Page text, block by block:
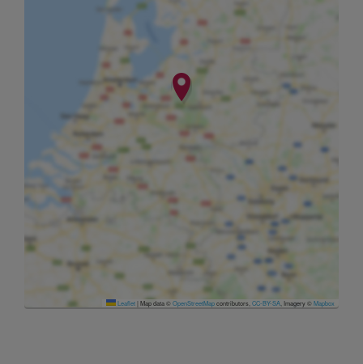
Leaflet|Map data ©OpenStreetMapcontributors,CC-BY-SA, Imagery ©Mapbox